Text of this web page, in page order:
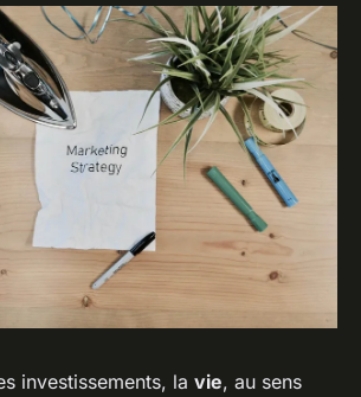
investissements, la vie, au sens